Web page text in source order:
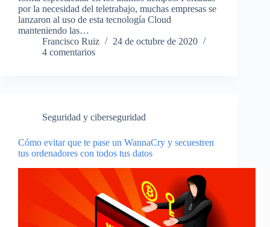
por la necesidad del teletrabajo, muchas empresas se
lanzaron al uso de esta tecnología Cloud
manteniendo las…
Francisco Ruiz
24 de octubre de 2020
4 comentarios
Seguridad y ciberseguridad
Cómo evitar que te pase un WannaCry y secuestren
tus ordenadores con todos tus datos